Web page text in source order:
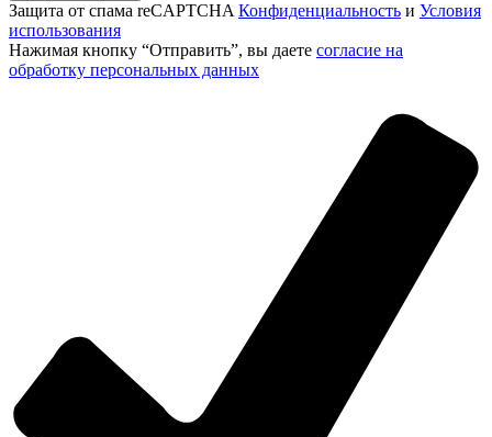
Защита от спама reCAPTCHA Конфиденциальность и Условия
использования
Нажимая кнопку “Отправить”, вы даете согласие на
обработку персональных данных